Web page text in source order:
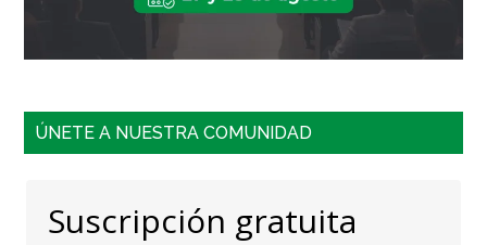
ÚNETE A NUESTRA COMUNIDAD
Suscripción gratuita